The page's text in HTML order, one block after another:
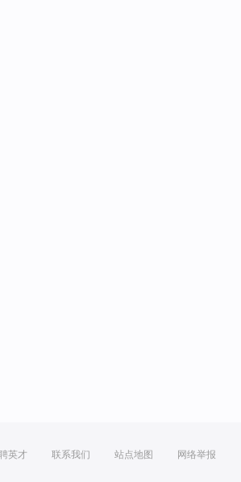
英才 联系我们 站点地图 网络举报